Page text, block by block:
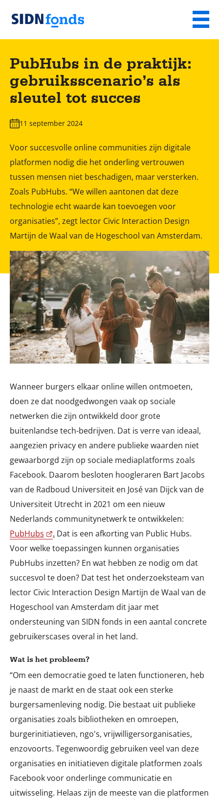
Sla de navigatie over en ga naar de inhoud
SIDN
fonds
Menu
PubHubs in de praktijk:
gebruiksscenario’s als
sleutel tot succes
11 september 2024
Voor succesvolle online communities zijn digitale
platformen nodig die het onderling vertrouwen
tussen mensen niet beschadigen, maar versterken.
Zoals PubHubs. “We willen aantonen dat deze
technologie echt waarde kan toevoegen voor
organisaties”, zegt lector Civic Interaction Design
Martijn de Waal van de Hogeschool van Amsterdam.
Wanneer burgers elkaar online willen ontmoeten,
doen ze dat noodgedwongen vaak op sociale
netwerken die zijn ontwikkeld door grote
buitenlandse tech-bedrijven. Dat is verre van ideaal,
aangezien privacy en andere publieke waarden niet
gewaarborgd zijn op sociale mediaplatforms zoals
Facebook. Daarom besloten hoogleraren Bart Jacobs
van de Radboud Universiteit en José van Dijck van de
Universiteit Utrecht in 2021 om een nieuw
Nederlands communitynetwerk te ontwikkelen:
PubHubs
. Dat is een afkorting van Public Hubs.
Voor welke toepassingen kunnen organisaties
PubHubs inzetten? En wat hebben ze nodig om dat
succesvol te doen? Dat test het onderzoeksteam van
lector Civic Interaction Design Martijn de Waal van de
Hogeschool van Amsterdam dit jaar met
ondersteuning van SIDN fonds in een aantal concrete
gebruikerscases overal in het land.
Wat is het probleem?
“Om een democratie goed te laten functioneren, heb
je naast de markt en de staat ook een sterke
burgersamenleving nodig. Die bestaat uit publieke
organisaties zoals bibliotheken en omroepen,
burgerinitiatieven, ngo's, vrijwilligersorganisaties,
enzovoorts. Tegenwoordig gebruiken veel van deze
organisaties en initiatieven digitale platformen zoals
Facebook voor onderlinge communicatie en
uitwisseling. Helaas zijn de meeste van die platformen